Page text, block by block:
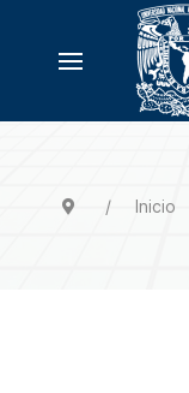
Inicio